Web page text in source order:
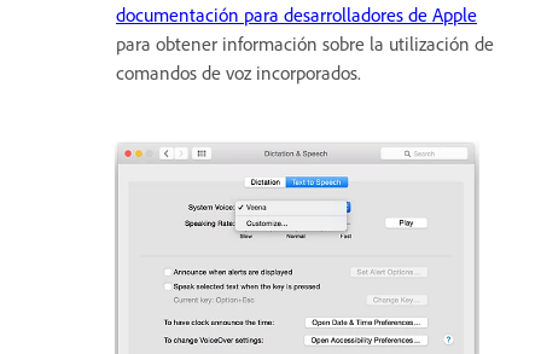
documentación para desarrolladores de Apple
para obtener información sobre la utilización de
comandos de voz incorporados.